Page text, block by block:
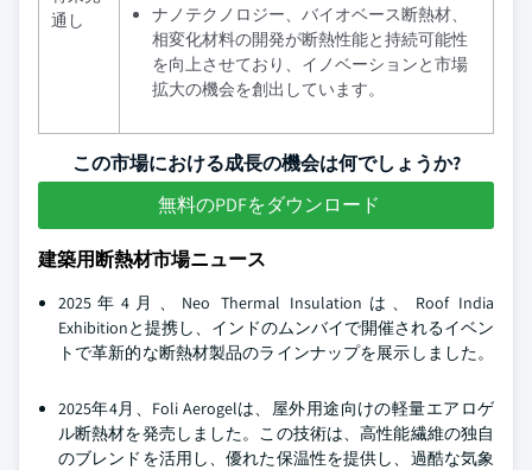
通し
ナノテクノロジー、バイオベース断熱材、
相変化材料の開発が断熱性能と持続可能性
を向上させており、イノベーションと市場
拡大の機会を創出しています。
この市場における成長の機会は何でしょうか?
無料のPDFをダウンロード
建築用断熱材市場ニュース
2025年4月、Neo Thermal Insulationは、Roof India
Exhibitionと提携し、インドのムンバイで開催されるイベン
トで革新的な断熱材製品のラインナップを展示しました。
2025年4月、Foli Aerogelは、屋外用途向けの軽量エアロゲ
ル断熱材を発売しました。この技術は、高性能繊維の独自
のブレンドを活用し、優れた保温性を提供し、過酷な気象